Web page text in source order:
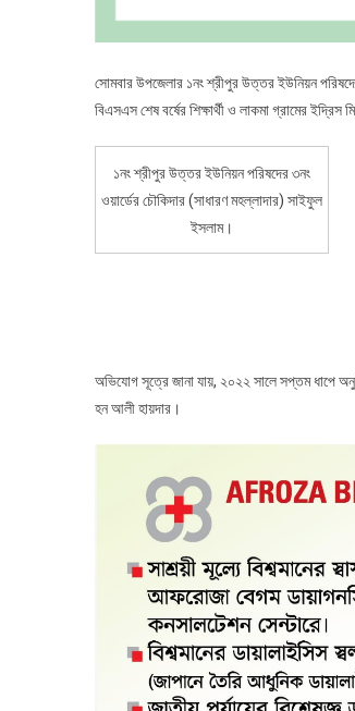
সোমবার উপজেলার ১নং শ্রীপুর উত্তর ইউনিয়ন
বিএসএস শেষ বর্ষের শিক্ষার্থী ও লাকমা গ্রামের ইদ্রিস
১নং শ্রীপুর উত্তর ইউনিয়ন পরিষদের ৩নং
ওয়ার্ডের চৌকিদার (সাধারণ মহল্লাদার) সাইফুল
ইসলাম।
অভিযোগ সূত্রে জানা যায়, ২০২২ সালে সপ্তম ধাপে
হন আলী হায়দার।